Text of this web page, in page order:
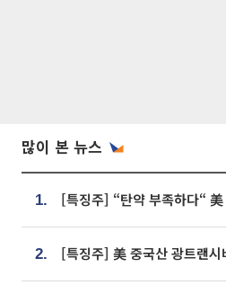
많이 본 뉴스
1.
2.